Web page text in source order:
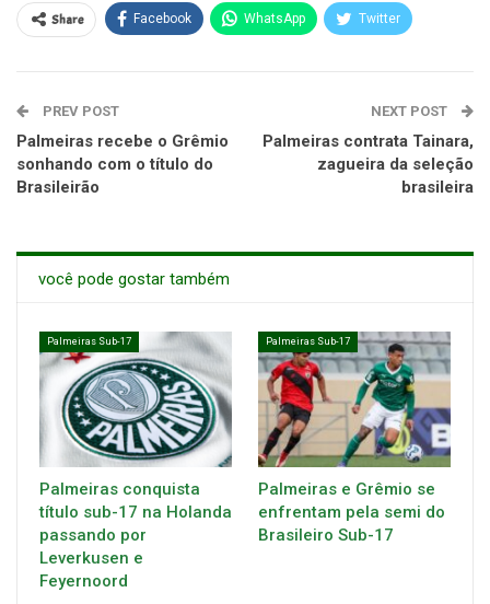
Share Facebook WhatsApp Twitter
PREV POST
Palmeiras recebe o Grêmio
sonhando com o título do
Brasileirão
NEXT POST
Palmeiras contrata Tainara,
zagueira da seleção
brasileira
você pode gostar também
Palmeiras Sub-17
Palmeiras conquista
título sub-17 na Holanda
passando por
Leverkusen e
Feyernoord
Palmeiras Sub-17
Palmeiras e Grêmio se
enfrentam pela semi do
Brasileiro Sub-17